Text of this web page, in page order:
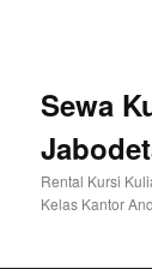
Sewa
Rental Kursi
Kelas Kantor